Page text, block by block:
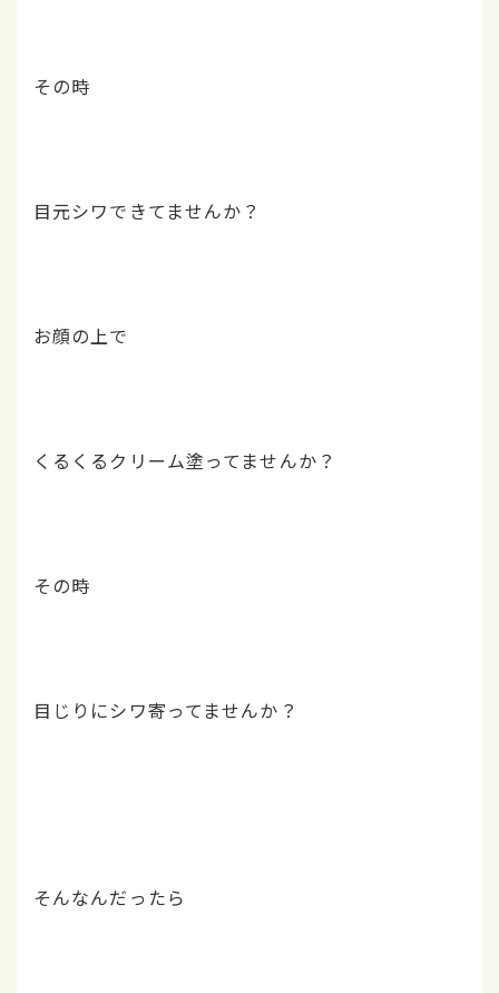
その時
目元シワできてませんか？
お顔の上で
くるくるクリーム塗ってませんか？
その時
目じりにシワ寄ってませんか？
そんなんだったら